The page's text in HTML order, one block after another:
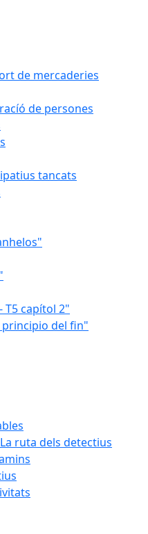
de mercaderies
de persones
tancats
T5 capítol 2"
principio del fin"
ruta dels detectius